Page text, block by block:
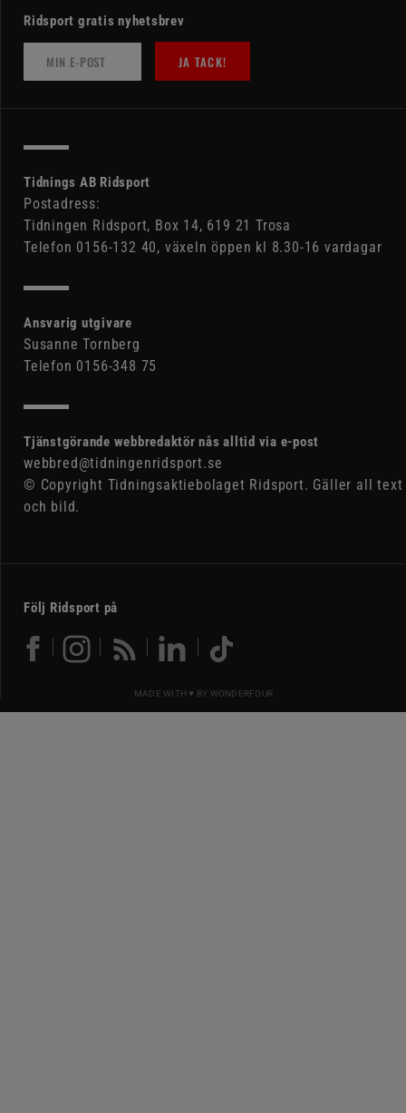
Ridsport gratis nyhetsbrev
JA TACK!
Tidnings AB Ridsport
Postadress:
Tidningen Ridsport, Box 14, 619 21 Trosa
Telefon 0156-132 40, växeln öppen kl 8.30-16 vardagar
Ansvarig utgivare
Susanne Tornberg
Telefon 0156-348 75
Tjänstgörande webbredaktör nås alltid via e-post
webbred@tidningenridsport.se
© Copyright Tidningsaktiebolaget Ridsport. Gäller all text
och bild.
Följ Ridsport på
MADE WITH ♥ BY WONDERFOUR